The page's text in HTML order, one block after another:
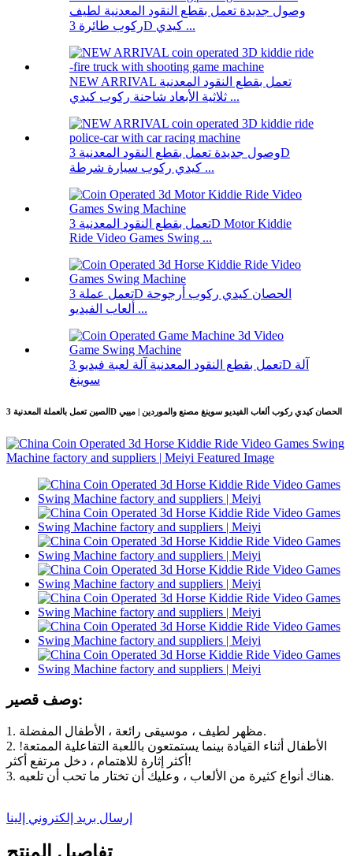
وصول جديدة تعمل بقطع النقود المعدنية لطيف
ركوب طائرة 3D كيدي ...
NEW ARRIVAL تعمل بقطع النقود المعدنية
ثلاثية الأبعاد شاحنة ركوب كيدي ...
وصول جديدة تعمل بقطع النقود المعدنية 3D
كيدي ركوب سيارة شرطة ...
تعمل بقطع النقود المعدنية 3D Motor Kiddie
Ride Video Games Swing ...
تعمل عملة 3D الحصان كيدي ركوب أرجوحة
ألعاب الفيديو ...
تعمل بقطع النقود المعدنية آلة لعبة فيديو 3D آلة
سوينغ
الصين تعمل بالعملة المعدنية 3D الحصان كيدي ركوب ألعاب الفيديو سوينغ مصنع والموردين | مييي
وصف قصير:
1. مظهر لطيف ، موسيقى رائعة ، الأطفال المفضلة.
2. الأطفال أثناء القيادة بينما يستمتعون باللعبة التفاعلية الممتعة!
أكثر إثارة للاهتمام ، دخل مرتفع أكثر!
3. هناك أنواع كثيرة من الألعاب ، وعليك أن تختار ما تحب أن تلعبه.
إرسال بريد إلكتروني إلينا
تفاصيل المنتج